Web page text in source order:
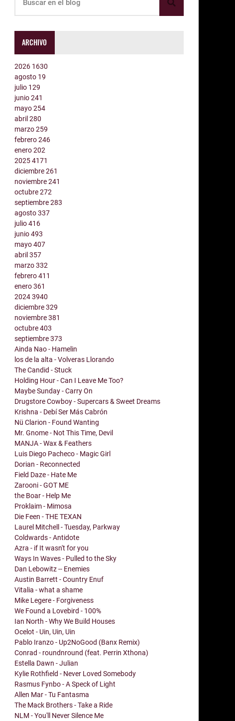
ARCHIVO
2026 1630
agosto 19
julio 129
junio241
mayo254
abril280
marzo259
febrero246
enero202
20254171
diciembre261
noviembre241
octubre272
septiembre283
agosto337
julio416
junio493
mayo407
abril357
marzo332
febrero411
enero361
20243940
diciembre329
noviembre381
octubre403
septiembre373
Ainda Nao - Hamelin
los de la alta - Volveras Llorando
The Candid - Stuck
Holding Hour - Can I Leave Me Too?
Maybe Sunday - Carry On
Drugstore Cowboy - Supercars & Sweet Dreams
Krishna - Debí Ser Más Cabrón
Nü Clarion - Found Wanting
Mr. Gnome - Not This Time, Devil
MANJA - Wax & Feathers
Luis Diego Pacheco - Magic Girl
Dorian - Reconnected
Field Daze - Hate Me
Zarooni - GOT ME
the Boar - Help Me
Proklaim - Mimosa
Die Feen - THE TEXAN
Laurel Mitchell - Tuesday, Parkway
Coldwards - Antidote
Azra - if It wasn't for you
Ways In Waves - Pulled to the Sky
Dan Lebowitz -- Enemies
Austin Barrett - Country Enuf
Vitalia - what a shame
Mike Legere - Forgiveness
We Found a Lovebird - 100%
Ian North - Why We Build Houses
Ocelot - Uin, Uin, Uin
Pablo Iranzo - Up2NoGood (Banx Remix)
Conrad - roundnround (feat. Perrin Xthona)
Estella Dawn - Julian
Kylie Rothfield - Never Loved Somebody
Rasmus Fynbo - A Speck of Light
Allen Mar - Tu Fantasma
The Mack Brothers - Take a Ride
NLM - You'll Never Silence Me